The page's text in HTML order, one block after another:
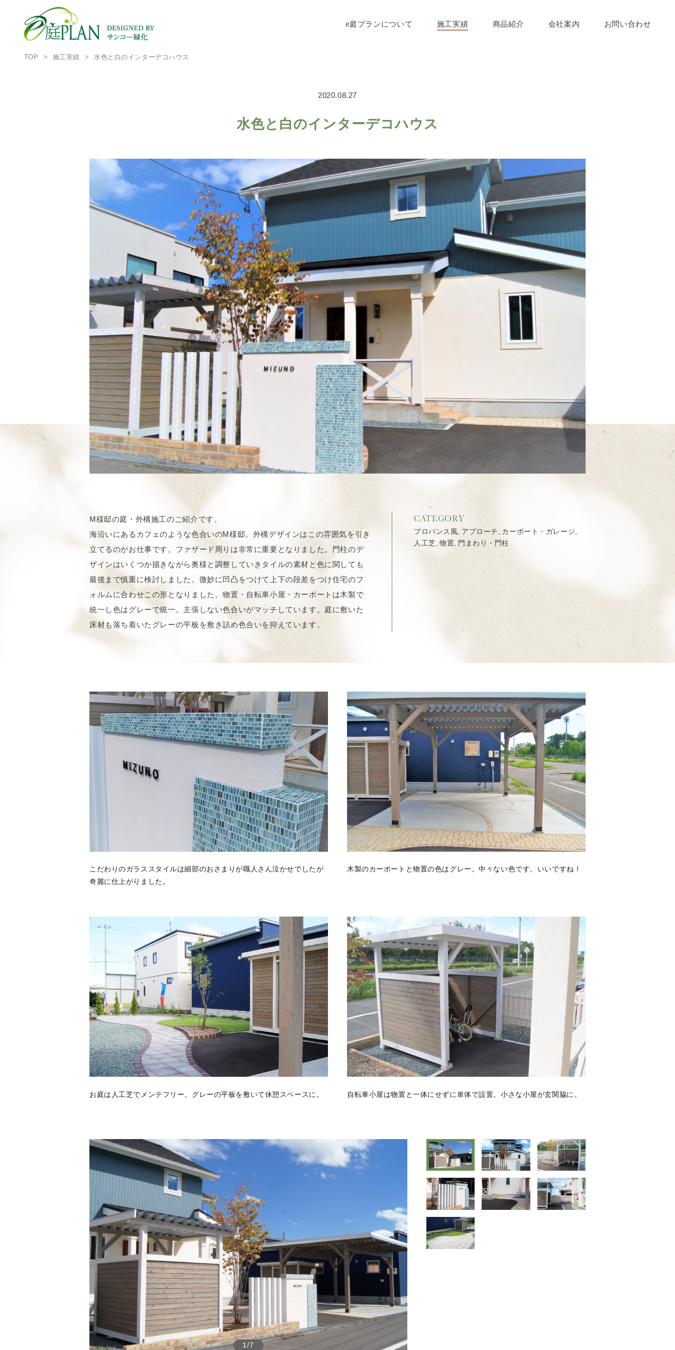
e庭プランについて 施工実績 商品紹介 会社案内 お問い合わせ
TOP 施工実績 水色と白のインターデコハウス
2020.08.27
水色と白のインターデコハウス
M様邸の庭・外構施工のご紹介です。
海沿いにあるカフェのような色合いのM様邸。外構デザインはこの雰囲気を引き
立てるのがお仕事です。ファザード周りは非常に重要となりました。門柱のデ
ザインはいくつか描きながら奥様と調整していきタイルの素材と色に関しても
最後まで慎重に検討しました。微妙に凹凸をつけて上下の段差をつけ住宅のフ
ォルムに合わせこの形となりました。物置・自転車小屋・カーポートは木製で
統一し色はグレーで統一。主張しない色合いがマッチしています。庭に敷いた
床材も落ち着いたグレーの平板を敷き詰め色合いを抑えています。
CATEGORY
プロバンス風, アプローチ, カーポート・ガレージ,
人工芝, 物置, 門まわり・門柱
こだわりのガラススタイルは細部のおさまりが職人さん泣かせでしたが
奇麗に仕上がりました。
木製のカーポートと物置の色はグレー。中々ない色です。いいですね！
お庭は人工芝でメンテフリー。グレーの平板を敷いて休憩スペースに。 自転車小屋は物置と一体にせずに単体で設置。小さな小屋が玄関脇に。
1/7